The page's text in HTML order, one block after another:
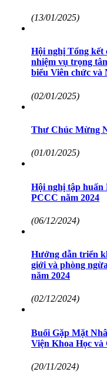
(13/01/2025)
Hội nghị Tổng kết
nhiệm vụ trọng
biểu Viên chức và
(02/01/2025)
Thư Chúc Mừng
(01/01/2025)
Hội nghị tập huấn
PCCC năm 2024
(06/12/2024)
Hướng dẫn triển
giới và phòng
năm 2024
(02/12/2024)
Buổi Gặp Mặt
Viện Khoa Học
(20/11/2024)